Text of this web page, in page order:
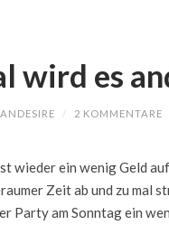
wird es
/ 2 KOMMENTARE
wieder ein wenig Geld
Zeit ab und zu mal
Party am Sonntag ein